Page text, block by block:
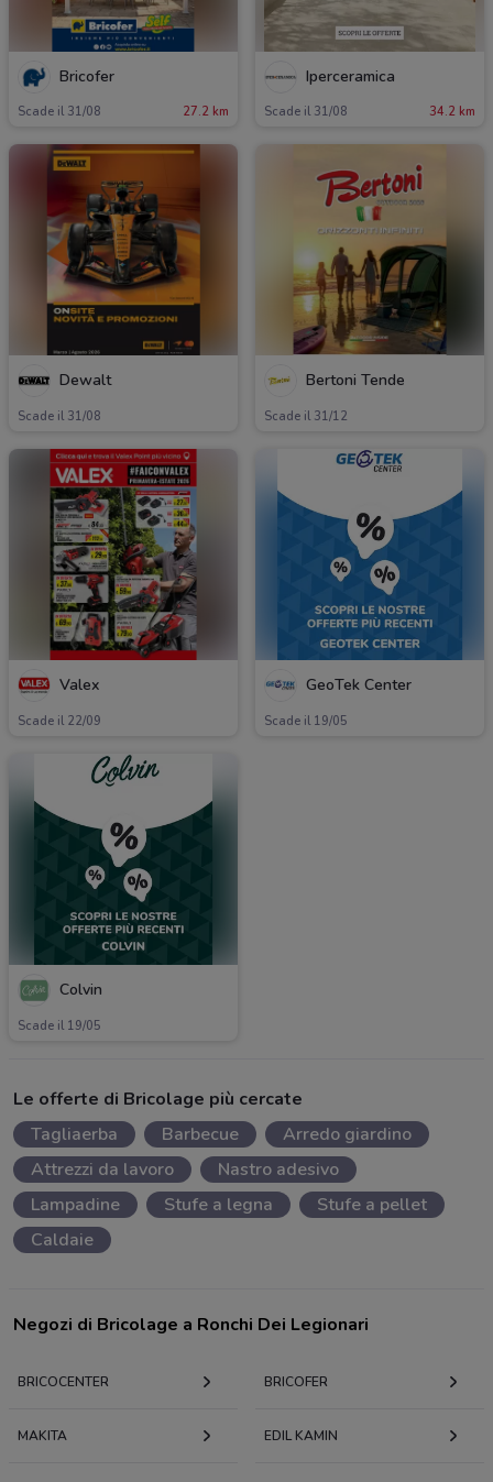
Bricofer
Scade il 31/08 27.2 km
Iperceramica
Scade il 31/08 34.2 km
Dewalt
Scade il 31/08
Bertoni Tende
Scade il 31/12
Valex
Scade il 22/09
GeoTek Center
Scade il 19/05
Colvin
Scade il 19/05
Le offerte di Bricolage più cercate
Tagliaerba
Barbecue
Arredo giardino
Attrezzi da lavoro
Nastro adesivo
Lampadine
Stufe a legna
Stufe a pellet
Caldaie
Negozi di Bricolage a Ronchi Dei Legionari
BRICOCENTER BRICOFER
MAKITA EDIL KAMIN